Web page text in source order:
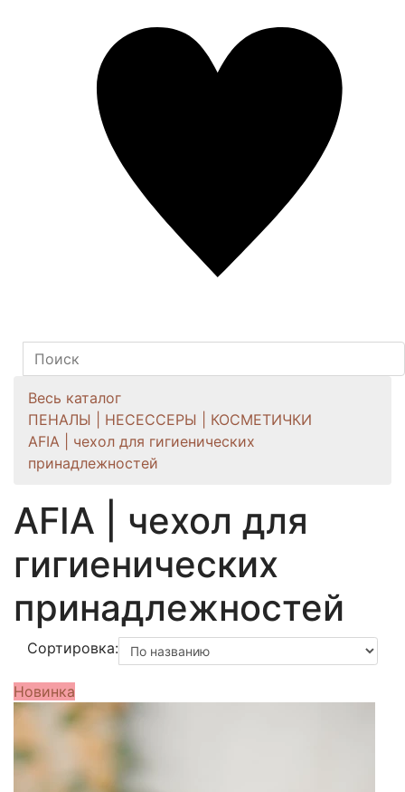
Весь каталог
ПЕНАЛЫ | НЕСЕССЕРЫ | КОСМЕТИЧКИ
AFIA | чехол для гигиенических
принадлежностей
AFIA | чехол для
гигиенических
принадлежностей
Сортировка:
Новинка